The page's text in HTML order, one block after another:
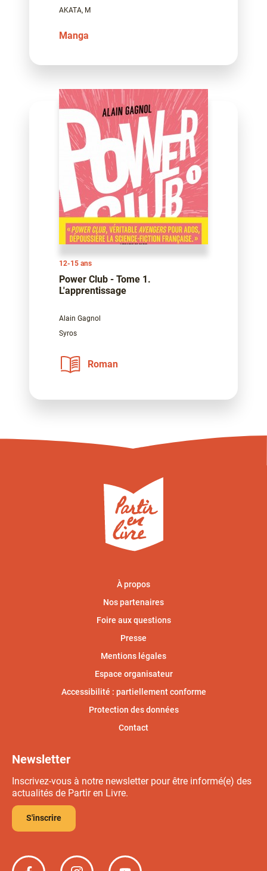
AKATA, M
Manga
12-15 ans
Power Club - Tome 1.
L'apprentissage
Alain Gagnol
Syros
Roman
À propos
Nos partenaires
Foire aux questions
Presse
Mentions légales
Espace organisateur
Accessibilité : partiellement conforme
Protection des données
Contact
Newsletter
Inscrivez-vous à notre newsletter pour être informé(e) des
actualités de Partir en Livre.
S'inscrire